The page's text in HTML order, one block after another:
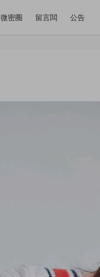
微密圈 留言闆 公告